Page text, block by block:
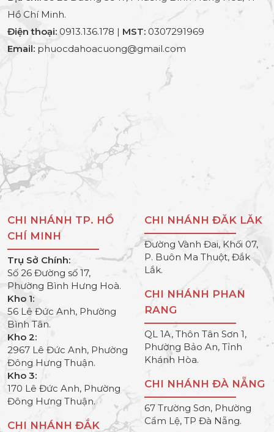
Hồ Chí Minh.
Điện thoại: 0913.136.178 | MST: 0307291969
Email: phuocdahoacuong@gmail.com
CHI NHÁNH TP. HỒ
CHÍ MINH
Trụ Sở Chính:
Số 26 Đường số 17,
Phường Bình Hưng Hoà.
Kho 1:
56 Lê Đức Anh, Phường
Bình Tân.
Kho 2:
2967 Lê Đức Anh, Phường
Đông Hưng Thuận.
Kho 3:
170 Lê Đức Anh, Phường
Đông Hưng Thuận.
CHI NHÁNH ĐẮK
CHI NHÁNH ĐĂK LĂK
Đường Vành Đai, Khối 07,
P. Buôn Ma Thuột, Đắk
Lắk.
CHI NHÁNH PHAN
RANG
QL 1A, Thôn Tân Sơn 1,
Phường Bảo An, Tỉnh
Khánh Hòa.
CHI NHÁNH ĐÀ NẴNG
67 Trường Sơn, Phường
Cẩm Lệ, TP Đà Nẵng.